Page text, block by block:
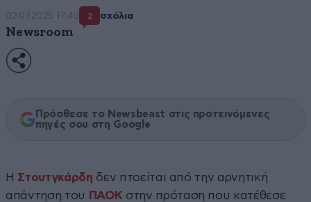
02·07·2025 17:40 2 σχόλια
Newsroom
Πρόσθεσε το Newsbeast στις προτεινόμενες
πηγές σου στη Google
Η Στουτγκάρδη δεν πτοείται από την αρνητική
απάντηση του ΠΑΟΚ στην πρόταση που κατέθεσε